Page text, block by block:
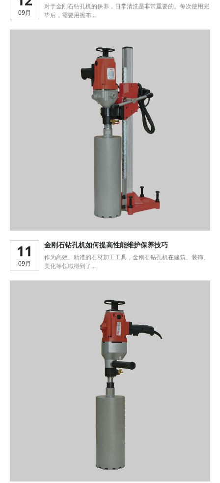
09月
对于金刚石钻孔机的保养，日常清洗是非常重要的。每次使用完
毕后，需要用擦布...
金刚石钻孔机如何提高性能维护保养技巧
11
09月
作为高效、精准的石材加工工具，金刚石钻孔机在建筑、装饰、
美化等领域得到了...